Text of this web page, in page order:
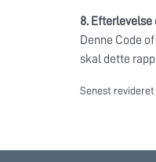
8.
Denne Code
skal dette
Senest revideret